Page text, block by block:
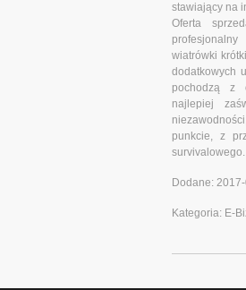
stawiający na
Oferta
wiatrówki
dodatkowych
pochodzą z
najlepiej
punkcie, z
survivalowego.
Dodane:
Kategoria: E-